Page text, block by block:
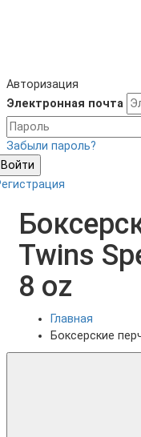
Авторизация
Электронная почта
Забыли пароль?
Войти
Twins
8 oz
Главная
Боксерские